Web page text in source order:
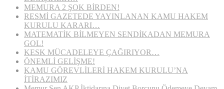
MEMURA 2 ŞOK BİRDEN!
RESMİ GAZETEDE YAYINLANAN KAMU HAKEM
KURULU KARARI…
MATEMATİK BİLMEYEN SENDİKADAN MEMURA
GOL!
KESK MÜCADELEYE ÇAĞIRIYOR…
ÖNEMLİ GELİŞME!
KAMU GÖREVLİLERİ HAKEM KURULU’NA
İTİRAZIMIZ